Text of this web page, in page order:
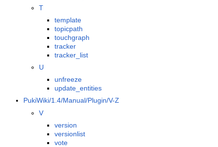
T
template
topicpath
touchgraph
tracker
tracker_list
U
unfreeze
update_entities
PukiWiki/1.4/Manual/Plugin/V-Z
V
version
versionlist
vote